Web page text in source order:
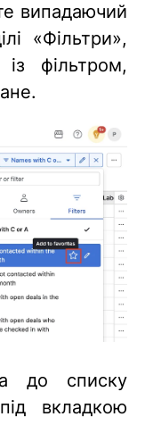
випадаючий
«Фільтри»,
із фільтром,
до списку
вкладкою